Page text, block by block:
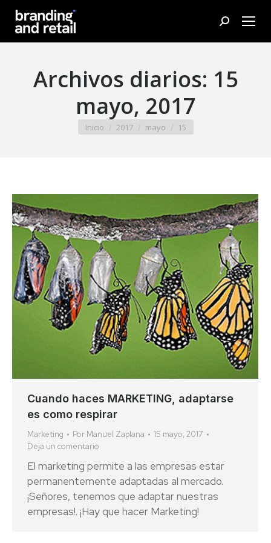
Buscar:
Archivos diarios: 15
mayo, 2017
Estás aquí:
Inicio 2017 mayo 15
Cuando haces MARKETING, adaptarse
es como respirar
Marketing Por Manuel Zaplana
15 mayo, 2017
Deja un comentario
El marketing permite a las empresas estar
permanentemente adaptadas al mercado.
¡Señores, tenemos que adaptar nuestras
empresas!. ¡Hay que hacer Marketing!